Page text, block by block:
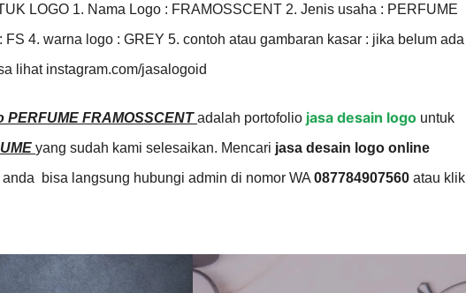
LOGO 1. Nama Logo : FRAMOSSCENT 2. Jenis usaha : PERFUME
FS 4. warna logo : GREY 5. contoh atau gambaran kasar : jika belum ada
lihat instagram.com/jasalogoid
PERFUME FRAMOSSCENTadalah portofolio jasa desain logo untuk
yang sudah kami selesaikan. Mencari jasa desain logo online
anda bisa langsung hubungi admin di nomor WA 087784907560 atau klik